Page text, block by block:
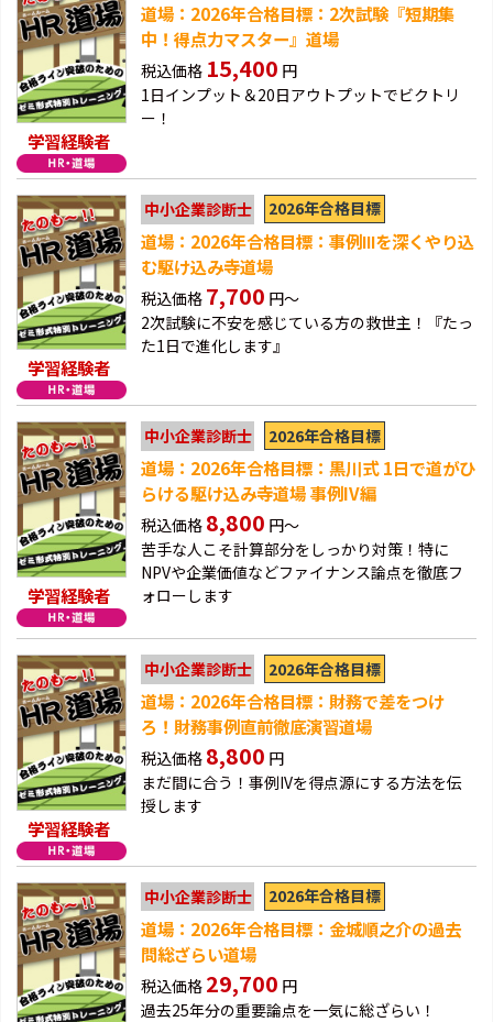
学習経験者
道場：2026年合格目標：2次試験『短期集
中！得点力マスター』道場
税込価格 15,400 円
1日インプット＆20日アウトプットでビクトリ
ー！
学習経験者
中小企業診断士 2026年合格目標
道場：2026年合格目標：事例Ⅲを深くやり込
む駆け込み寺道場
税込価格 7,700 円～
2次試験に不安を感じている方の救世主！『たっ
た1日で進化します』
学習経験者
中小企業診断士 2026年合格目標
道場：2026年合格目標：黒川式 1日で道がひ
らける駆け込み寺道場 事例IV編
税込価格 8,800 円～
苦手な人こそ計算部分をしっかり対策！特に
NPVや企業価値などファイナンス論点を徹底フ
ォローします
学習経験者
中小企業診断士 2026年合格目標
道場：2026年合格目標：財務で差をつけ
ろ！財務事例直前徹底演習道場
税込価格 8,800 円
まだ間に合う！事例IVを得点源にする方法を伝
授します
中小企業診断士 2026年合格目標
道場：2026年合格目標：金城順之介の過去
問総ざらい道場
税込価格 29,700 円
過去25年分の重要論点を一気に総ざらい！